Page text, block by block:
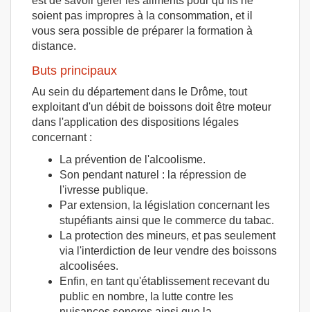
soient pas impropres à la consommation, et il
vous sera possible de préparer la formation à
distance.
Buts principaux
Au sein du département dans le Drôme, tout
exploitant d'un débit de boissons doit être moteur
dans l'application des dispositions légales
concernant :
La prévention de l'alcoolisme.
Son pendant naturel : la répression de
l'ivresse publique.
Par extension, la législation concernant les
stupéfiants ainsi que le commerce du tabac.
La protection des mineurs, et pas seulement
via l'interdiction de leur vendre des boissons
alcoolisées.
Enfin, en tant qu'établissement recevant du
public en nombre, la lutte contre les